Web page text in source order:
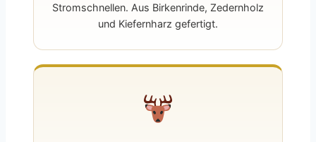
Stromschnellen. Aus Birkenrinde, Zedernholz
und Kiefernharz gefertigt.